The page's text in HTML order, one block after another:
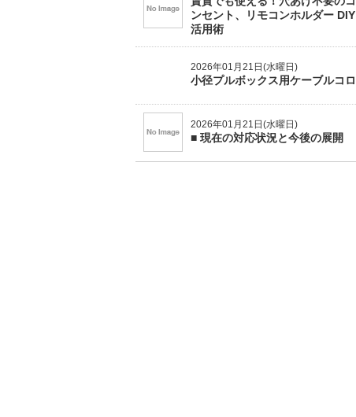
ンセント、リモコンホルダー DIY
活用術
2026年01月21日(水曜日)
小径プルボックス用ケーブルコロ
2026年01月21日(水曜日)
■ 現在の対応状況と今後の展開